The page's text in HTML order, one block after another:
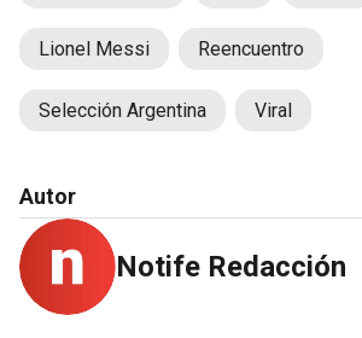
Lionel Messi Reencuentro
Selección Argentina Viral
Autor
Notife Redacción